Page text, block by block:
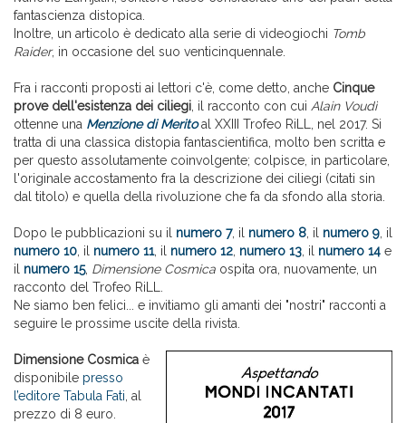
fantascienza distopica.
Inoltre, un articolo è dedicato alla serie di videogiochi Tomb
Raider, in occasione del suo venticinquennale.
Fra i racconti proposti ai lettori c'è, come detto, anche Cinque
prove dell'esistenza dei ciliegi , il racconto con cui Alain Voudì
ottenne una Menzione di Meritoal XXIII Trofeo RiLL, nel 2017. Si
tratta di una classica distopia fantascientifica, molto ben scritta e
per questo assolutamente coinvolgente; colpisce, in particolare,
l'originale accostamento fra la descrizione dei ciliegi (citati sin
dal titolo) e quella della rivoluzione che fa da sfondo alla storia.
Dopo le pubblicazioni su il numero 7, il numero 8 , il numero 9 , il
numero 10 , il numero 11, il numero 12 numero 13 , il numero 14 e
il numero 15, Dimensione Cosmica ospita ora, nuovamente, un
racconto del Trofeo RiLL.
Ne siamo ben felici... e invitiamo gli amanti dei "nostri" racconti a
seguire le prossime uscite della rivista.
Dimensione Cosmica è
disponibile presso
l’editore Tabula Fati , al
prezzo di 8 euro.